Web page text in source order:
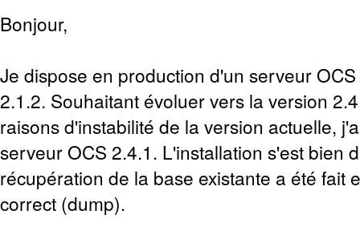
Bonjour,
Je dispose en production d'un serveur
2.1.2. Souhaitant évoluer vers la version
raisons d'instabilité de la version actuelle,
serveur OCS 2.4.1. L'installation s'est bien
récupération de la base existante a été fait
correct (dump).